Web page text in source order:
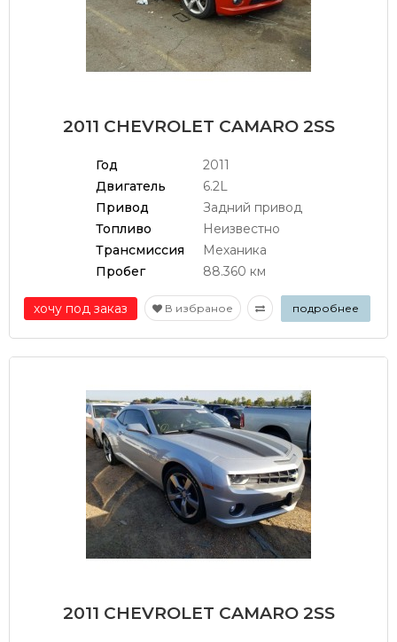
2011 CHEVROLET CAMARO 2SS
Год
2011
Двигатель
6.2L
Привод
Задний привод
Топливо
Неизвестно
Трансмиссия
Механика
Пробег
88.360 км
хочу под заказ В избраное подробнее
2011 CHEVROLET CAMARO 2SS